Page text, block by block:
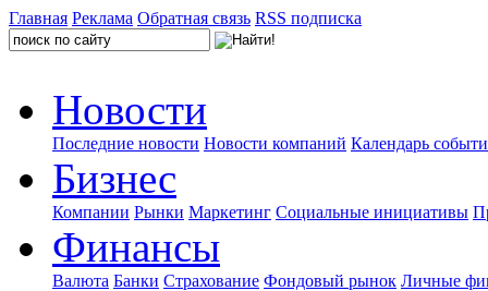
Главная Реклама Обратная связь RSS подписка
Новости
Последние новости Новости компаний Календарь
Бизнес
Компании Рынки Маркетинг Социальные инициативы
Финансы
Валюта Банки Страхование Фондовый рынок Личные